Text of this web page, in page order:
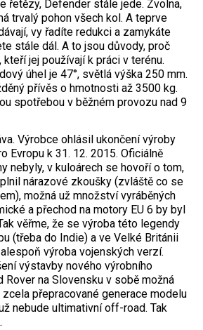
řetězy, Defender stále jede. Zvolna,
trvalý pohon všech kol. A teprve
vy řadíte redukci a zamykáte
stále dál. A to jsou důvody, proč
jej používají k práci v terénu.
úhel je 47°, světlá výška 250 mm.
přívěs o hmotnosti až 3500 kg.
spotřebou v běžném provozu nad 9
Výrobce ohlásil ukončení výroby
Evropu k 31. 12. 2015. Oficiálně
nebyly, v kuloárech se hovoří o tom,
nárazové zkoušky (zvláště co se
možná už množství vyráběných
a přechod na motory EU 6 by byl
věřme, že se výroba této legendy
(třeba do Indie) a ve Velké Británii
výroba vojenských verzí.
výstavby nového výrobního
Rover na Slovensku v sobě možná
přepracované generace modelu
nebude ultimativní off-road. Tak